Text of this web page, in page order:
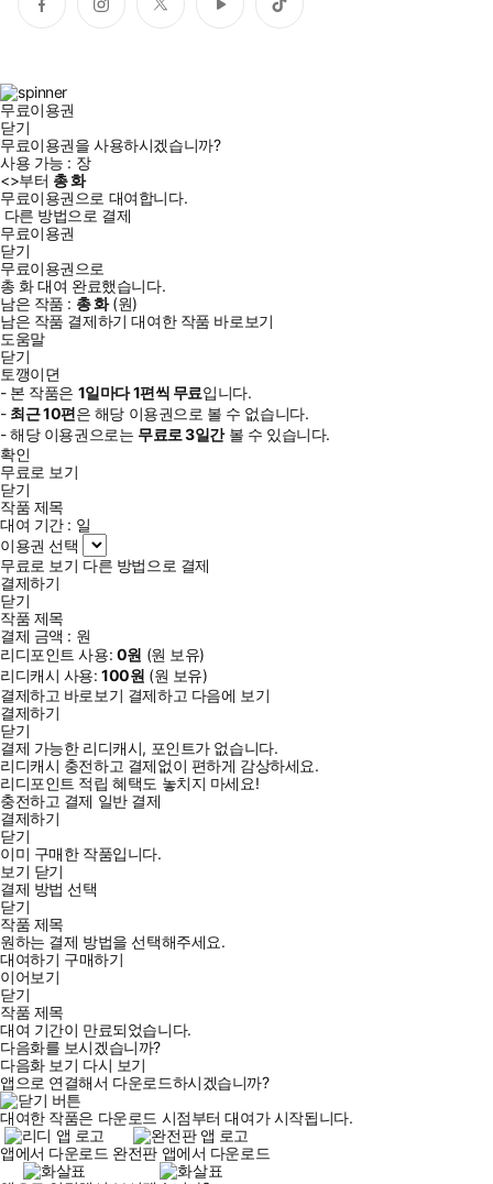
페
이
인
스
트
위
유
튜
틱
톡
무료이용권
닫기
무료이용권을 사용하시겠습니까?
사용 가능 : 장
<>부터 총화
무료이용권으로 대여합니다.
다른 방법으로 결제
무료이용권
닫기
무료이용권으로
총 화대여 완료했습니다.
남은 작품 : 총화(원)
남은 작품 결제하기 대여한 작품 바로보기
도움말
닫기
토깽이뎐
- 본 작품은 1일마다1편씩 무료입니다.
- 최근10편은 해당 이용권으로 볼 수 없습니다.
- 해당 이용권으로는 무료로3일간볼 수 있습니다.
확인
무료로 보기
닫기
작품 제목
대여 기간 : 일
이용권 선택
무료로 보기 다른 방법으로 결제
결제하기
닫기
작품 제목
결제 금액 : 원
리디포인트 사용: 0원 (원 보유)
리디캐시 사용:100원 (원 보유)
결제하고 바로보기 결제하고 다음에 보기
결제하기
닫기
결제 가능한 리디캐시, 포인트가 없습니다.
리디캐시 충전하고 결제없이 편하게 감상하세요.
리디포인트 적립 혜택도 놓치지 마세요!
충전하고 결제 일반 결제
결제하기
닫기
이미 구매한 작품입니다.
보기 닫기
결제 방법 선택
닫기
작품 제목
원하는 결제 방법을 선택해주세요.
대여하기 구매하기
이어보기
닫기
작품 제목
대여 기간이 만료되었습니다.
다음화를 보시겠습니까?
다음화 보기 다시 보기
앱으로 연결해서 다운로드하시겠습니까?
대여한 작품은 다운로드 시점부터 대여가 시작됩니다.
앱에서 다운로드 완전판 앱에서 다운로드